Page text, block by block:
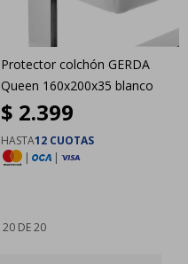
Protector colchón GERDA
Queen 160x200x35 blanco
$ 2.399
HASTA12 CUOTAS
|
|
20 DE20